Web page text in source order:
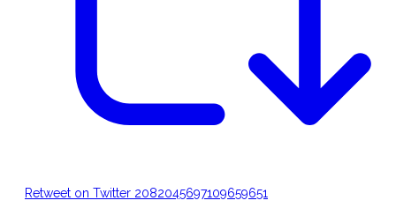
Retweet on Twitter 2082045697109659651